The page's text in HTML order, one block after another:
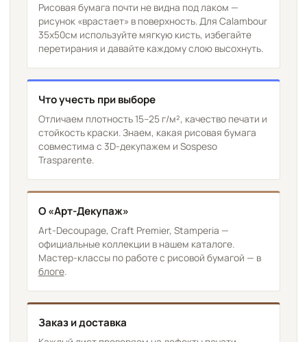
Рисовая бумага почти не видна под лаком —
рисунок «врастает» в поверхность. Для Calambour
35х50см используйте мягкую кисть, избегайте
перетирания и давайте каждому слою высохнуть.
Что учесть при выборе
Отличаем плотность 15–25 г/м², качество печати и
стойкость краски. Знаем, какая рисовая бумага
совместима с 3D-декупажем и Sospeso
Trasparente.
О «Арт-Декупаж»
Art-Decoupage, Craft Premier, Stamperia —
официальные коллекции в нашем каталоге.
Мастер-классы по работе с рисовой бумагой — в
блоге.
Заказ и доставка